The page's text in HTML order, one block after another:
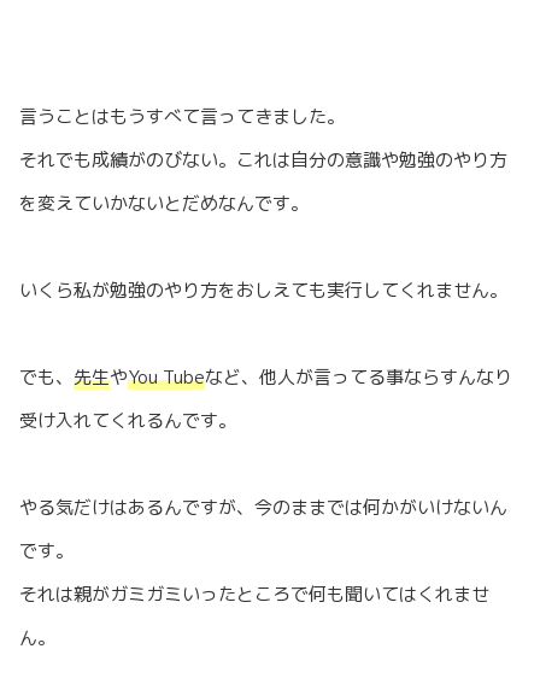
言うことはもうすべて言ってきました。
それでも成績がのびない。これは自分の意識や勉強のやり方
を変えていかないとだめなんです。
いくら私が勉強のやり方をおしえても実行してくれません。
でも、 先生やYou Tubeなど、他人が言ってる事ならすんなり
受け入れてくれるんです。
やる気だけはあるんですが、今のままでは何かがいけないん
です。
それは親がガミガミいったところで何も聞いてはくれませ
ん。